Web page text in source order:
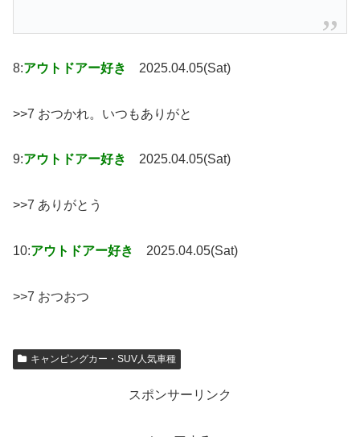
8:アウトドアー好き 2025.04.05(Sat)
>>7 おつかれ。いつもありがと
9:アウトドアー好き 2025.04.05(Sat)
>>7 ありがとう
10:アウトドアー好き 2025.04.05(Sat)
>>7 おつおつ
キャンピングカー・SUV人気車種
スポンサーリンク